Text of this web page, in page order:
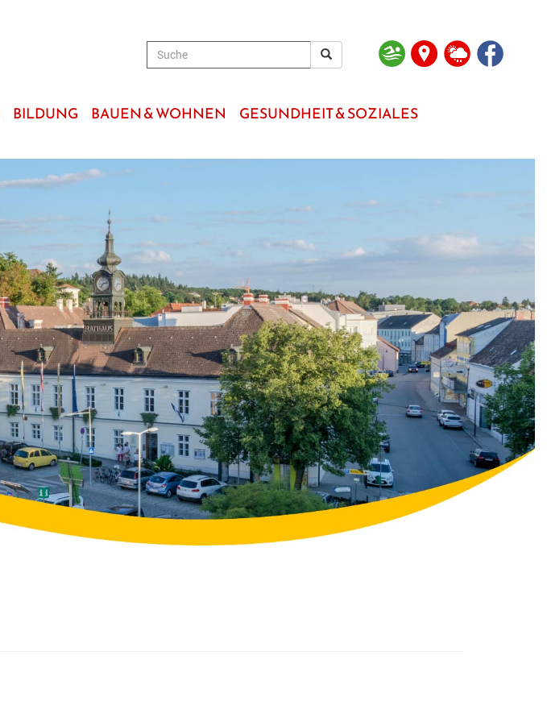
BILDUNG BAUEN & WOHNEN
GESUNDHEIT & SOZIALES